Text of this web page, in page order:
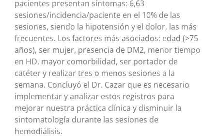
pacientes presentan síntomas: 6,63
sesiones/incidencia/paciente en el 10% de las
sesiones, siendo la hipotensión y el dolor, las más
frecuentes. Los factores más asociados: edad (>75
años), ser mujer, presencia de DM2, menor tiempo
en HD, mayor comorbilidad, ser portador de
catéter y realizar tres o menos sesiones a la
semana. Concluyó el Dr. Cazar que es necesario
implementar y analizar estos registros para
mejorar nuestra práctica clínica y disminuir la
sintomatología durante las sesiones de
hemodiálisis.